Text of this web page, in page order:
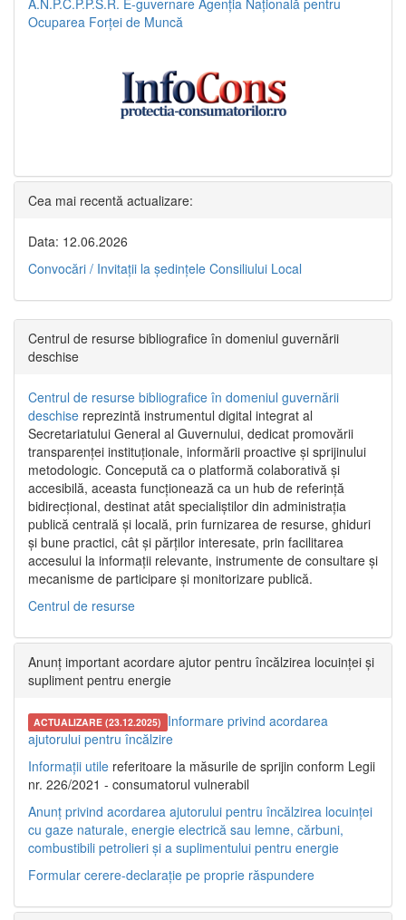
A.N.P.C.P.P.S.R. E-guvernare Agenția Națională pentru
Ocuparea Forței de Muncă
Cea mai recentă actualizare:
Data: 12.06.2026
Convocări / Invitaţii la şedinţele Consiliului Local
Centrul de resurse bibliografice în domeniul guvernării
deschise
Centrul de resurse bibliografice în domeniul guvernării
deschise reprezintă instrumentul digital integrat al
Secretariatului General al Guvernului, dedicat promovării
transparenței instituționale, informării proactive și sprijinului
metodologic. Concepută ca o platformă colaborativă și
accesibilă, aceasta funcționează ca un hub de referință
bidirecțional, destinat atât specialiștilor din administrația
publică centrală și locală, prin furnizarea de resurse, ghiduri
și bune practici, cât și părților interesate, prin facilitarea
accesului la informații relevante, instrumente de consultare și
mecanisme de participare și monitorizare publică.
Centrul de resurse
Anunț important acordare ajutor pentru încălzirea locuinței și
supliment pentru energie
ACTUALIZARE (23.12.2025) Informare privind acordarea
ajutorului pentru încălzire
Informații utile referitoare la măsurile de sprijin conform Legii
nr. 226/2021 - consumatorul vulnerabil
Anunț privind acordarea ajutorului pentru încălzirea locuinței
cu gaze naturale, energie electrică sau lemne, cărbuni,
combustibili petrolieri și a suplimentului pentru energie
Formular cerere-declarație pe proprie răspundere